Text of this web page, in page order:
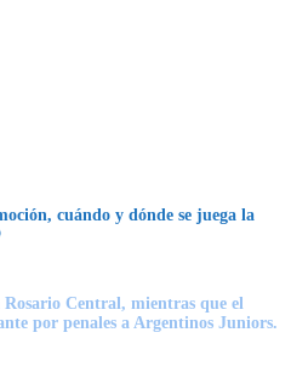
cuándo y dónde se juega la
Central, mientras que el
por penales a Argentinos Juniors.